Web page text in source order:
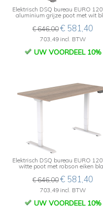
Elektrisch DSQ bureau EURO
aluminium grijze poot met wit
€ 646,00€ 581,40
703,49 incl. BTW
UW VOORDEEL 10%
Elektrisch DSQ bureau EURO
witte poot met robson eiken
€ 646,00€ 581,40
703,49 incl. BTW
UW VOORDEEL 10%